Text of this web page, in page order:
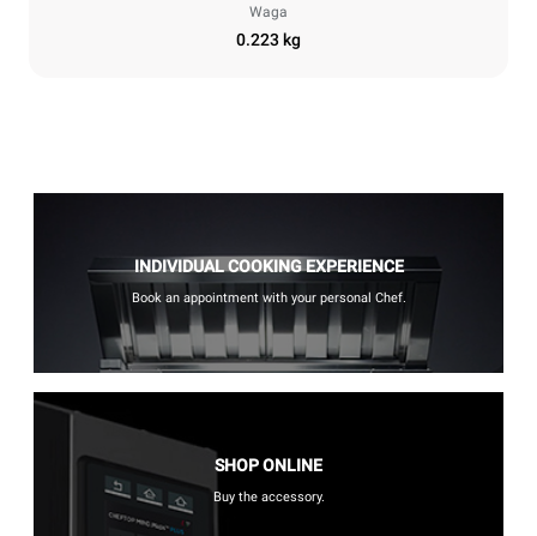
Waga
0.223 kg
INDIVIDUAL COOKING EXPERIENCE
Book an appointment with your personal Chef.
SHOP ONLINE
Buy the accessory.